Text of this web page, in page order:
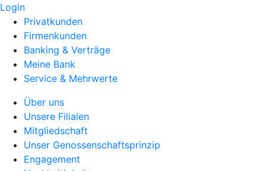
Login
Privatkunden
Firmenkunden
Banking & Verträge
Meine Bank
Service & Mehrwerte
Über uns
Unsere Filialen
Mitgliedschaft
Unser Genossenschaftsprinzip
Engagement